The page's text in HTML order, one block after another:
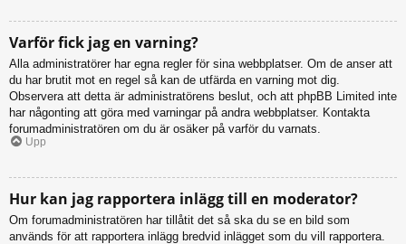
Varför fick jag en varning?
Alla administratörer har egna regler för sina webbplatser. Om de anser att
du har brutit mot en regel så kan de utfärda en varning mot dig.
Observera att detta är administratörens beslut, och att phpBB Limited inte
har någonting att göra med varningar på andra webbplatser. Kontakta
forumadministratören om du är osäker på varför du varnats.
Upp
Hur kan jag rapportera inlägg till en moderator?
Om forumadministratören har tillåtit det så ska du se en bild som
används för att rapportera inlägg bredvid inlägget som du vill rapportera.